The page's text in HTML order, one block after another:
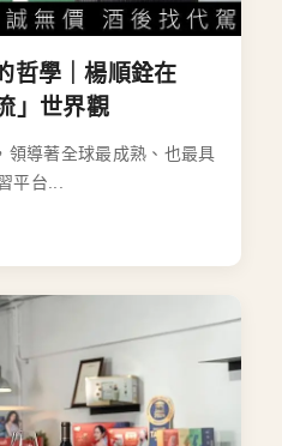
哲學｜楊順銓在
」世界觀
領導著全球最成熟、也最具
平台...